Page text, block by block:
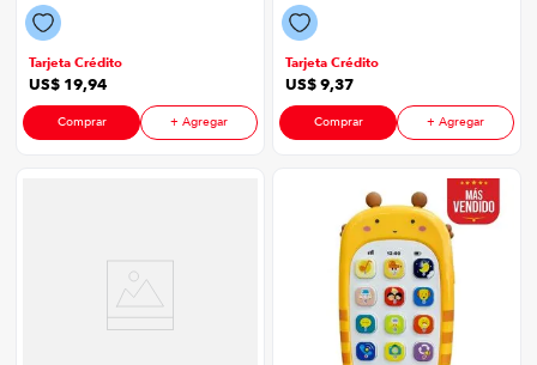
Verde
Tarjeta Crédito
US$ 19,94
Comprar + Agregar
15X21 Cm Color
Verde
Tarjeta Crédito
US$9,37
Comprar + Agregar